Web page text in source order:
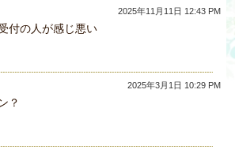
2025年11月11日 12:43 PM
付の人が感じ悪い
2025年3月1日 10:29 PM
？